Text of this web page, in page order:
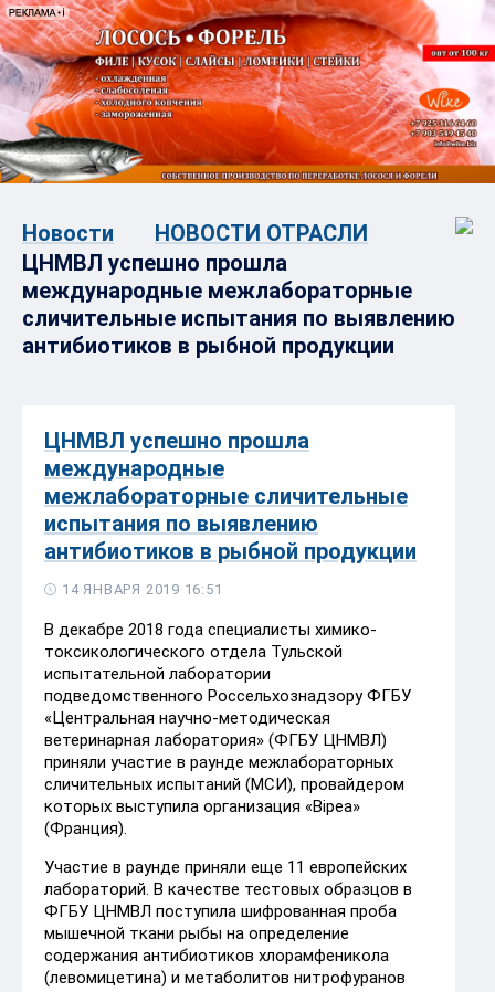
Новости
НОВОСТИ ОТРАСЛИ
ЦНМВЛ успешно прошла
международные межлабораторные
сличительные испытания по выявлению
антибиотиков в рыбной продукции
ЦНМВЛ успешно прошла
международные
межлабораторные сличительные
испытания по выявлению
антибиотиков в рыбной продукции
14 ЯНВАРЯ 2019 16:51
В декабре 2018 года специалисты химико-
токсикологического отдела Тульской
испытательной лаборатории
подведомственного Россельхознадзору ФГБУ
«Центральная научно-методическая
ветеринарная лаборатория» (ФГБУ ЦНМВЛ)
приняли участие в раунде межлабораторных
сличительных испытаний (МСИ), провайдером
которых выступила организация «Bipea»
(Франция).
Участие в раунде приняли еще 11 европейских
лабораторий. В качестве тестовых образцов в
ФГБУ ЦНМВЛ поступила шифрованная проба
мышечной ткани рыбы на определение
содержания антибиотиков хлорамфеникола
(левомицетина) и метаболитов нитрофуранов